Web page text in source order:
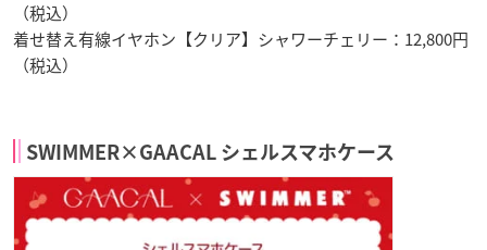
（税込）
着せ替え有線イヤホン【クリア】シャワーチェリー：12,800円
（税込）
SWIMMER×GAACAL シェルスマホケース